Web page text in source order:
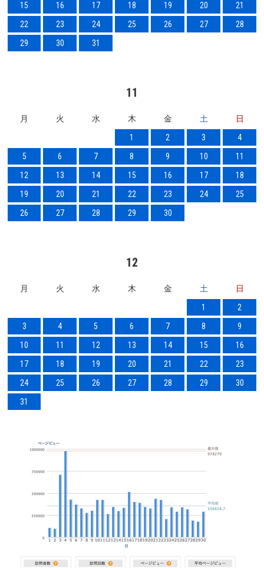
15
16 17 18 19 20
21
22
23 24 25 26 27
28
29
30 31
11
月 火 水 木 金 土
日
1
2 3
4
5
6 7 8 9 10
11
12
13 14 15 16 17
18
19
20 21 22 23 24
25
26
27 28 29 30
12
月 火 水 木 金 土
日
1
2
3
4 5 6 7 8
9
10
11 12 13 14 15
16
17
18 19 20 21 22
23
24
25 26 27 28 29
30
31